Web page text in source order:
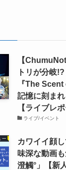
【
トリが分岐
『The
記憶に刻ま
【ライブレポ
ライブ/イベント
カワイイ顔
味深な動画
澄觸°」【新